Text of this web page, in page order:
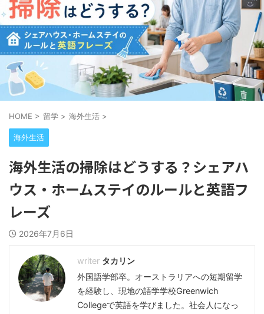
HOME > 留学 > 海外生活 >
海外生活
海外生活の掃除はどうする？シェアハ
ウス・ホームステイのルールと英語フ
レーズ
2026年7月6日
タカリン
外国語学部卒。オーストラリアへの短期留学
を経験し、現地の語学学校Greenwich
Collegeで英語を学びました。社会人になっ